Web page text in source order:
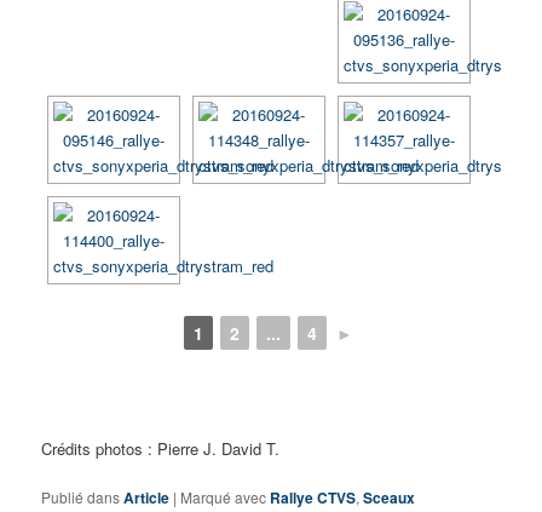
1 2 ... 4 ►
Crédits photos : Pierre J. David T.
Publié dansArticle | Marqué avec Rallye CTVS,Sceaux